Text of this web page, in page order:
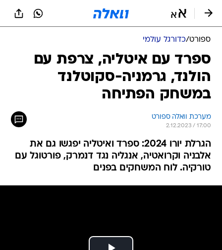
ספורט/כדורגל עולמי
ספרד עם איטליה, צרפת עם
הולנד, גרמניה-סקוטלנד
במשחק הפתיחה
מערכת וואלה ספורט
2.12.2023 / 17:00
הגרלת יורו 2024: ספרד ואיטליה יפגשו גם את
אלבניה וקרואטיה, אנגליה נגד דנמרק, פורטוגל עם
טורקיה. לוח המשחקים בפנים